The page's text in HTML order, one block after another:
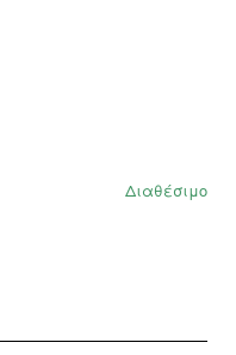
Διαθέσιμο